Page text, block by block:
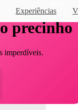
Experiências
precinho
imperdíveis.